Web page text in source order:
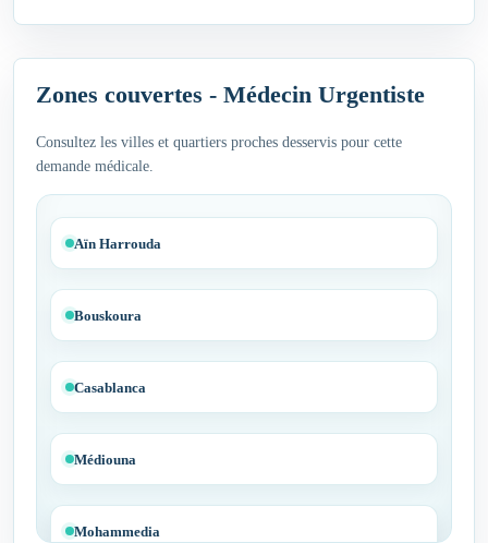
Zones couvertes - Médecin Urgentiste
Consultez les villes et quartiers proches desservis pour cette
demande médicale.
Aïn Harrouda
Bouskoura
Casablanca
Médiouna
Mohammedia